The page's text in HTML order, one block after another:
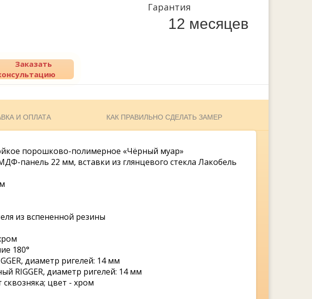
Гарантия
12 месяцев
Заказать
И ОПЛАТА КАК ПРАВИЛЬНО СДЕЛАТЬ ЗАМЕР
порошково-полимерное «Чёрный муар»
панель 22 мм, вставки из глянцевого стекла Лакобель
из вспененной резины
180°
диаметр ригелей: 14 мм
RIGGER, диаметр ригелей: 14 мм
цвет - хром